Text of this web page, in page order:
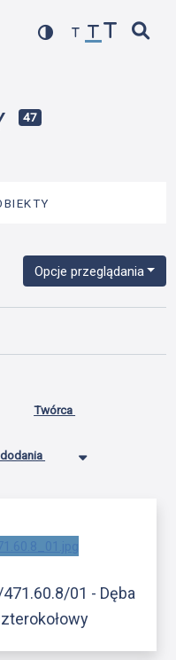
47
Opcje przeglądania
Twórca
01 - Dęba